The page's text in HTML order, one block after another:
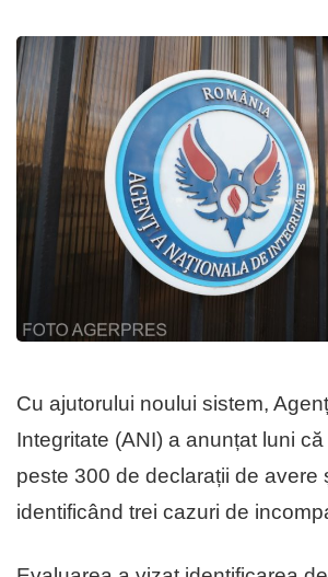
Cu ajutorului noului sistem,
Integritate (ANI) a anunțat luni
peste 300 de declarații de avere
identificând trei cazuri de